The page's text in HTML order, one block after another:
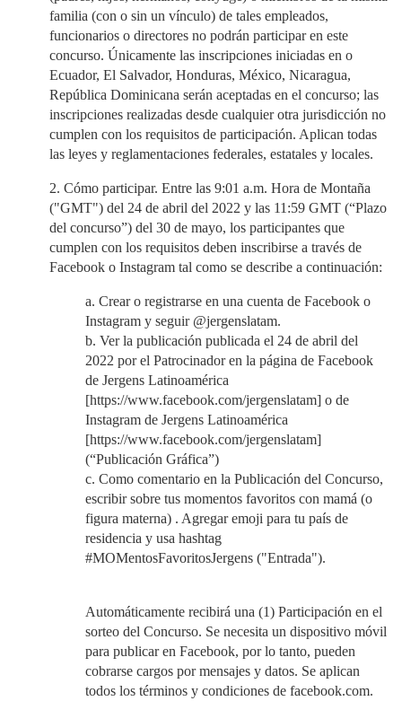
familia (con o sin un vínculo) de tales empleados,
funcionarios o directores no podrán participar en este
concurso. Únicamente las inscripciones iniciadas en o
Ecuador, El Salvador, Honduras, México, Nicaragua,
República Dominicana serán aceptadas en el concurso; las
inscripciones realizadas desde cualquier otra jurisdicción no
cumplen con los requisitos de participación. Aplican todas
las leyes y reglamentaciones federales, estatales y locales.
2. Cómo participar. Entre las 9:01 a.m. Hora de Montaña
("GMT") del 24 de abril del 2022 y las 11:59 GMT (“Plazo
del concurso”) del 30 de mayo, los participantes que
cumplen con los requisitos deben inscribirse a través de
Facebook o Instagram tal como se describe a continuación:
a. Crear o registrarse en una cuenta de Facebook o
Instagram y seguir @jergenslatam.
b. Ver la publicación publicada el 24 de abril del
2022 por el Patrocinador en la página de Facebook
de Jergens Latinoamérica
[https://www.facebook.com/jergenslatam] o de
Instagram de Jergens Latinoamérica
[https://www.facebook.com/jergenslatam]
(“Publicación Gráfica”)
c. Como comentario en la Publicación del Concurso,
escribir sobre tus momentos favoritos con mamá (o
figura materna) . Agregar emoji para tu país de
residencia y usa hashtag
#MOMentosFavoritosJergens ("Entrada").
Automáticamente recibirá una (1) Participación en el
sorteo del Concurso. Se necesita un dispositivo móvil
para publicar en Facebook, por lo tanto, pueden
cobrarse cargos por mensajes y datos. Se aplican
todos los términos y condiciones de facebook.com.